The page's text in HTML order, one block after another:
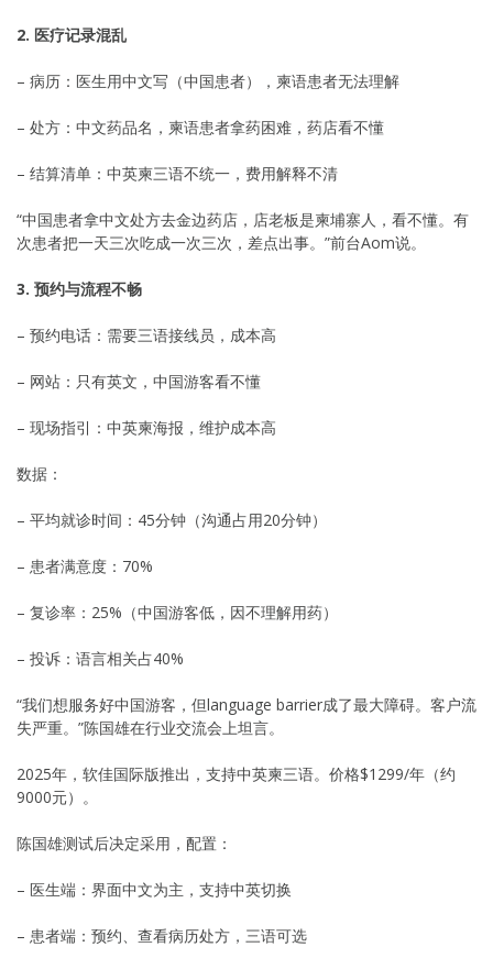
2. 医疗记录混乱
– 病历：医生用中文写（中国患者），柬语患者无法理解
– 处方：中文药品名，柬语患者拿药困难，药店看不懂
– 结算清单：中英柬三语不统一，费用解释不清
“中国患者拿中文处方去金边药店，店老板是柬埔寨人，看不懂。有
次患者把一天三次吃成一次三次，差点出事。”前台Aom说。
3. 预约与流程不畅
– 预约电话：需要三语接线员，成本高
– 网站：只有英文，中国游客看不懂
– 现场指引：中英柬海报，维护成本高
数据：
– 平均就诊时间：45分钟（沟通占用20分钟）
– 患者满意度：70%
– 复诊率：25%（中国游客低，因不理解用药）
– 投诉：语言相关占40%
“我们想服务好中国游客，但language barrier成了最大障碍。客户流
失严重。”陈国雄在行业交流会上坦言。
2025年，软佳国际版推出，支持中英柬三语。价格$1299/年（约
9000元）。
陈国雄测试后决定采用，配置：
– 医生端：界面中文为主，支持中英切换
– 患者端：预约、查看病历处方，三语可选